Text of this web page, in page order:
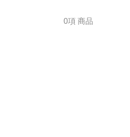
0項 商品